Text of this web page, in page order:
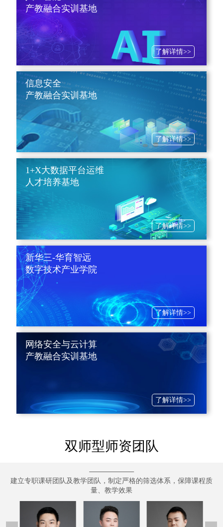
产教融合实训基地
了解详情>>
信息安全
产教融合实训基地
了解详情>>
1+X大数据平台运维
人才培养基地
了解详情>>
新华三-华育智远
数字技术产业学院
了解详情>>
网络安全与云计算
产教融合实训基地
了解详情>>
双师型师资团队
建立专职课研团队及教学团队，制定严格的筛选体系，保障课程质
量、教学效果